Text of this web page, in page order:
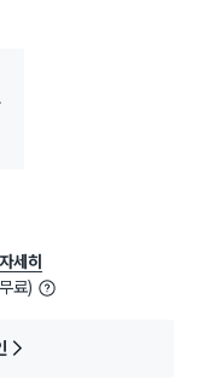
자세히
료)